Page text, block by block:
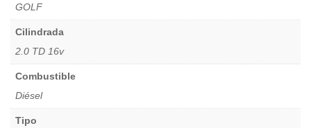
GOLF
Cilindrada
2.0 TD 16v
Combustible
Diésel
Tipo